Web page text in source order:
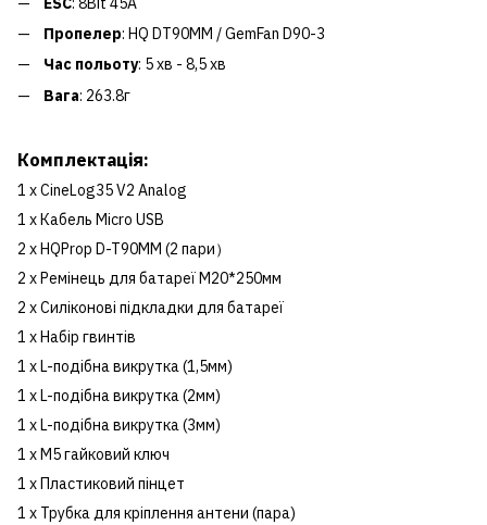
Пропелер: HQ DT90MM / GemFan D90-3
Час польоту: 5 хв - 8,5 хв
Вага: 263.8г
Комплектація:
1 x CineLog35 V2 Analog
1 x Кабель Micro USB
2 x HQProp D-T90MM (2 пари）
2 x Ремінець для батареї M20*250мм
2 x Силіконові підкладки для батареї
1 x Набір гвинтів
1 x L-подібна викрутка (1,5мм)
1 x L-подібна викрутка (2мм)
1 x L-подібна викрутка (3мм)
1 x М5 гайковий ключ
1 x Пластиковий пінцет
1 x Трубка для кріплення антени (пара)